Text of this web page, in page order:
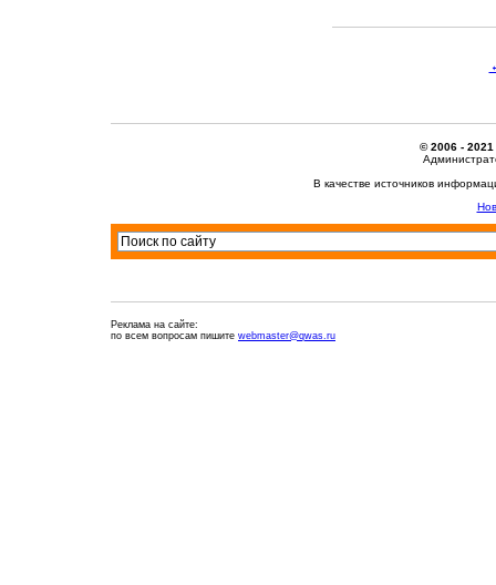
© 2006 - 2021
В качестве источников
Реклама на сайте:
по всем вопросам пишите webmaster@qwas.ru